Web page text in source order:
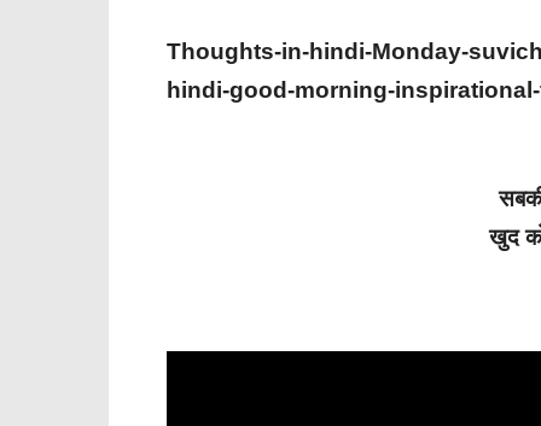
Thoughts-in-hindi-Monday-
hindi-good-morning-
खुद